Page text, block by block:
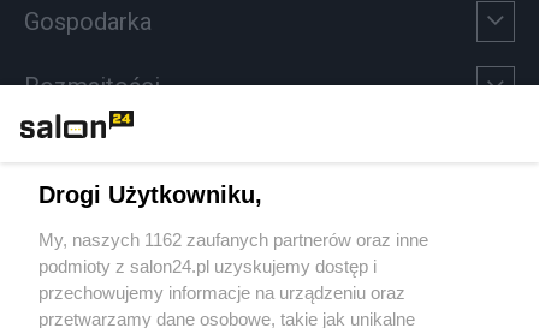
Gospodarka
Rozmaitości
Sport
Społeczeństwo
Drogi Użytkowniku,
My, naszych 1162 zaufanych partnerów oraz inne
podmioty z salon24.pl uzyskujemy dostęp i
przechowujemy informacje na urządzeniu oraz
przetwarzamy dane osobowe, takie jak unikalne